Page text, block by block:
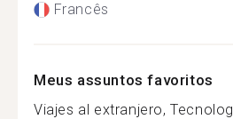
Francês
Meus assuntos favoritos
Viajes al extranjero,